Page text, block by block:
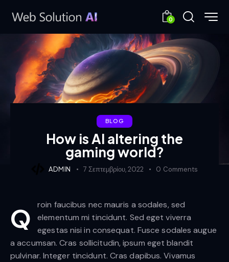
0
BLOG
How is AI altering the
gaming world?
ADMIN 7 Σεπτεμβρίου, 2022 0 Comments
Q
roin faucibus nec mauris a sodales, sed
elementum mi tincidunt. Sed eget viverra
egestas nisi in consequat. Fusce sodales augue
a accumsan. Cras sollicitudin, ipsum eget blandit
pulvinar. Integer tincidunt. Cras dapibus. Vivamus